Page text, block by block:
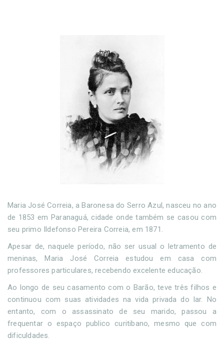
Maria José Correia, a Baronesa do Serro Azul, nasceu no ano
de 1853 em Paranaguá, cidade onde também se casou com
seu primo Ildefonso Pereira Correia, em 1871.
Apesar de, naquele período, não ser usual o letramento de
meninas, Maria José Correia estudou em casa com
professores particulares, recebendo excelente educação.
Ao longo de seu casamento com o Barão, teve três filhos e
continuou com suas atividades na vida privada do lar. No
entanto, com o assassinato de seu marido, passou a
frequentar o espaço publico curitibano, mesmo que com
dificuldades.